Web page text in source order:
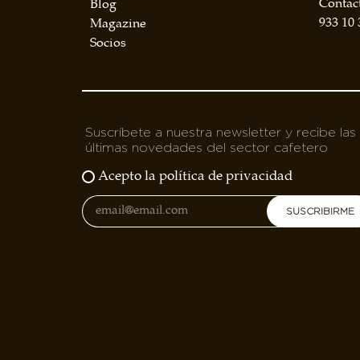
BOLSA DE TRABAJO
¡te imaginas vivir de tu pasión por el café?
Blog
Magazine
Socios
933 10
Suscríbete a nuestra newsletter y recibe las
últimas novedades del sector cafetero
Acepto la política de privacidad
SUSCRIBIRME